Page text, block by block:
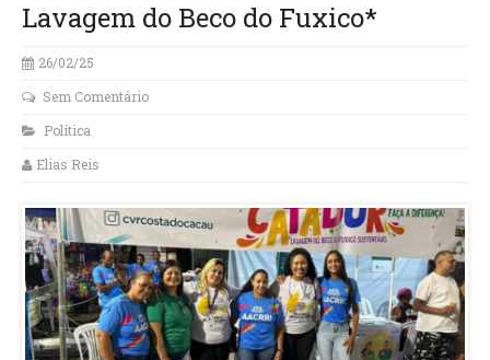
Lavagem do Beco do Fuxico*
26/02/25
Sem Comentário
Política
Elias Reis